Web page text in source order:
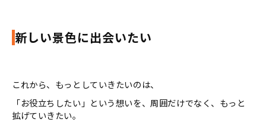
新しい景色に出会いたい
これから、もっとしていきたいのは、
「お役立ちしたい」という想いを、周囲だけでなく、もっと
拡げていきたい。